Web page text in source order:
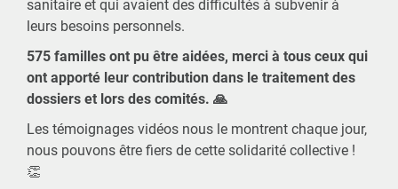
sanitaire et qui avaient des difficultés à subvenir à
leurs besoins personnels.
575 familles ont pu être aidées, merci à tous ceux qui
ont apporté leur contribution dans le traitement des
dossiers et lors des comités. 🙏
Les témoignages vidéos nous le montrent chaque jour,
nous pouvons être fiers de cette solidarité collective !
👏